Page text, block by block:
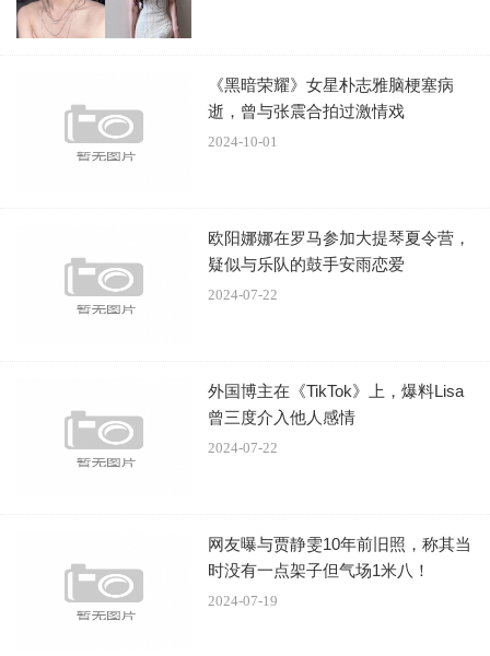
费翔从角色商王殷寿的角度逐一点评来到现场的四个“儿
中最像自己的是崇应彪，所以对他更加忌惮；而殷郊憨厚、
善良，可是他越是如此，殷寿就越讨厌他；所有儿子里殷寿
最看好聪明勇敢的姬发，同时也很羡慕西岐父子之间的情
与这些角色的关系更添了解。
随着前不久幕后纪录片《新人演艺训练营》的发布，很
好奇。于适透露，去面试时带着吉他，但没有用上，随后现
场给观众清唱了电影片尾曲《少年赋》，观众大呼“好听”。
陈牧驰表示当初是靠一套军体拳打开了封神演艺训练营的大
《黑暗荣耀》女星朴志雅脑梗塞病
逝，曾与张震合拍过激情戏
2024-10-01
欧阳娜娜在罗马参加大提琴夏令营，
疑似与乐队的鼓手安雨恋爱
2024-07-22
外国博主在《TikTok》上，爆料Lisa
曾三度介入他人感情
2024-07-22
网友曝与贾静雯10年前旧照，称其当
时没有一点架子但气场1米八！
2024-07-19